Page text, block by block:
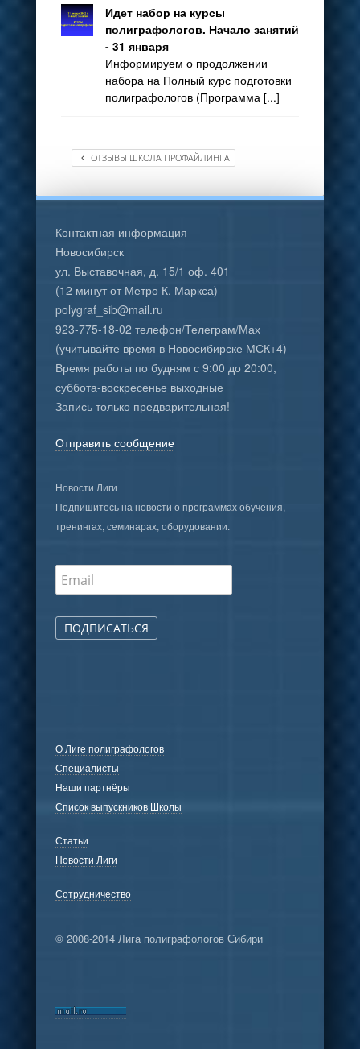
Идет набор на курсы
полиграфологов. Начало занятий
- 31 января
Информируем о продолжении
набора на Полный курс подготовки
полиграфологов (Программа [...]
ОТЗЫВЫ ШКОЛА ПРОФАЙЛИНГА
Контактная информация
Новосибирск
ул. Выставочная, д. 15/1 оф. 401
(12 минут от Метро К. Маркса)
polygraf_sib@mail.ru
923-775-18-02 телефон/Телеграм/Мах
(учитывайте время в Новосибирске МСК+4)
Время работы по будням с 9:00 до 20:00,
суббота-воскресенье выходные
Запись только предварительная!
Отправить сообщение
Новости Лиги
Подпишитесь на новости о программах обучения,
тренингах, семинарах, оборудовании.
ПОДПИСАТЬСЯ
О Лиге полиграфологов
Специалисты
Наши партнёры
Список выпускников Школы
Статьи
Новости Лиги
Сотрудничество
© 2008-2014 Лига полиграфологов Сибири